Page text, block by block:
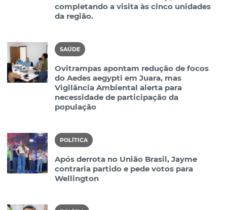
completando a visita às cinco unidades
da região.
SAÚDE
Ovitrampas apontam redução de focos
do Aedes aegypti em Juara, mas
Vigilância Ambiental alerta para
necessidade de participação da
população
POLÍTICA
Após derrota no União Brasil, Jayme
contraria partido e pede votos para
Wellington